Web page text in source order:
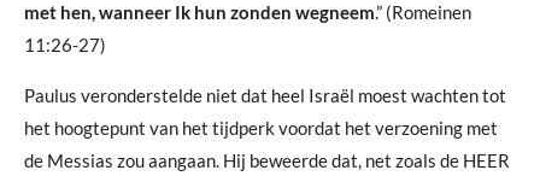
met hen, wanneer Ik hun zonden wegneem.” (Romeinen
11:26-27)
Paulus veronderstelde niet dat heel Israël moest wachten tot
het hoogtepunt van het tijdperk voordat het verzoening met
de Messias zou aangaan. Hij beweerde dat, net zoals de HEER